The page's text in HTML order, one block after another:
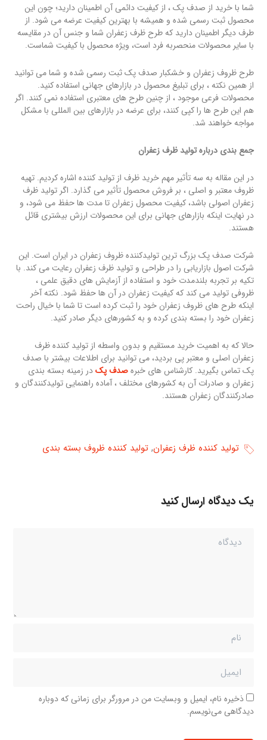
شما با خرید از صدف پک ، از کیفیت دائمی آن اطمینان دارید؛ چون این
محصول ثبت رسمی شده و همیشه با بهترین کیفیت عرضه می شود. از
طرف دیگر اطمینان دارید که طرح ظرف زعفران شما و جنس آن در مقایسه
با سایر محصولات منحصربه فرد است، ویژه محصول با کیفیت شماست.
طرح ظروف زعفران و خشکبار صدف پک ثبت رسمی شده و شما می توانید
از همین نکته ، برای تبلیغ محصول در بازارهای جهانی استفاده کنید.
محصولات فرعی موجود ، از چنین طرح های معتبری استفاده نمی کنند. اگر
هم این طرح ها را کپی کنند، برای عرضه در بازارهای بین المللی با مشکل
مواجه خواهند شد.
جمع بندی درباره تولید ظرف زعفران
در این مقاله به سه تأثیر مهم خرید ظرف از تولید کننده اشاره کردیم. تهیه
ظروف معتبر و اصلی ، بر فروش محصول تأثیر می گذارد. اگر تولید ظرف
زعفران اصولی باشد، کیفیت محصول زعفران تا مدت ها حفظ می شود، و
در نهایت اینکه بازارهای جهانی برای این محصولات ارزش بیشتری قائل
هستند.
شرکت صدف پک بزرگ ترین تولیدکننده ظروف زعفران در ایران است. این
شرکت اصول بازاریابی را در طراحی و تولید ظرف زعفران رعایت می کند. با
تکیه بر تجربه بلندمدت خود و استفاده از آزمایش های دقیق علمی ،
ظروفی تولید می کند که کیفیت زعفران در آن ها حفظ شود. نکته آخر
اینکه طرح های ظروف زعفران خود را ثبت کرده است تا شما با خیال راحت
زعفران خود را بسته بندی کرده و به کشورهای دیگر صادر کنید.
حالا که به اهمیت خرید مستقیم و بدون واسطه از تولید کننده ظرف
زعفران اصلی و معتبر پی بردید، می توانید برای اطلاعات بیشتر با صدف
پک تماس بگیرید. کارشناس های خبرهصدف پکدر زمینه بسته بندی
زعفران و صادرات آن به کشورهای مختلف ، آماده راهنمایی تولیدکنندگان و
صادرکنندگان زعفران هستند.
تولید کننده ظرف زعفران,تولید کننده ظروف بسته بندی
یک دیدگاه ارسال کنید
ذخیره نام، ایمیل و وبسایت من در مرورگر برای زمانی که دوباره
دیدگاهی می‌نویسم.